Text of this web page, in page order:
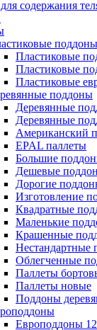
содержания
поддоны
Пластиковые
Пластиковые
Пластиковые
поддоны
Деревянные
Деревянные
Американский
EPAL паллеты
Большие
Дешевые
Дорогие
Изготовление
Квадратные
Маленькие
Крашенные
Нестандартные
Облегченные
Паллеты
Паллеты новые
Поддоны
Европоддоны